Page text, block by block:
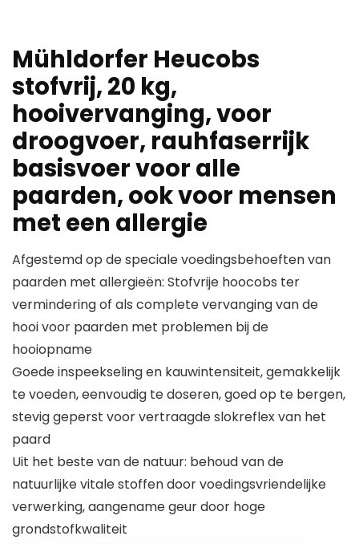
Mühldorfer Heucobs
stofvrij, 20 kg,
hooivervanging, voor
droogvoer, rauhfaserrijk
basisvoer voor alle
paarden, ook voor mensen
met een allergie
Afgestemd op de speciale voedingsbehoeften van
paarden met allergieën: Stofvrije hoocobs ter
vermindering of als complete vervanging van de
hooi voor paarden met problemen bij de
hooiopname
Goede inspeekseling en kauwintensiteit, gemakkelijk
te voeden, eenvoudig te doseren, goed op te bergen,
stevig geperst voor vertraagde slokreflex van het
paard
Uit het beste van de natuur: behoud van de
natuurlijke vitale stoffen door voedingsvriendelijke
verwerking, aangename geur door hoge
grondstofkwaliteit